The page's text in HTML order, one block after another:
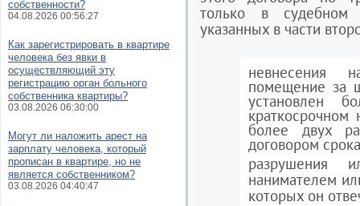
только в судебном
указанных в части
невнесения
помещение за
установлен
более двух
договором
разрушения
нанимателем
которых он
собственности?
04.08.2026 00:56:27
Как зарегистрировать в квартире
человека без явки в
осуществляющий эту
регистрацию орган больного
собственника квартиры?
03.08.2026 06:30:00
Могут ли наложить арест на
зарплату человека, который
прописан в квартире, но не
является собственником?
03.08.2026 04:40:47